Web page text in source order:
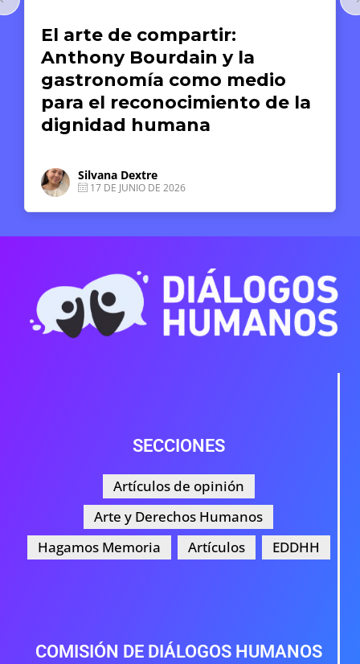
El arte de compartir:
Anthony Bourdain y la
gastronomía como medio
para el reconocimiento de la
dignidad humana
Silvana Dextre
17 DE JUNIO DE 2026
SECCIONES
Artículos de opinión
Arte y Derechos Humanos
Hagamos Memoria
Artículos EDDHH
COMISIÓN DE DIÁLOGOS HUMANOS